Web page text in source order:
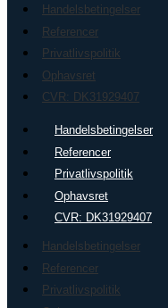
Handelsbetingelser
Referencer
Privatlivspolitik
Ophavsret
CVR: DK31929407
Handelsbetingelser
Referencer
Privatlivspolitik
Ophavsret
CVR: DK31929407
Handelsbetingelser
Referencer
Privatlivspolitik